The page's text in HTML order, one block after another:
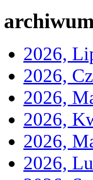
2026,
2026,
2026,
2026,
2026,
2026,